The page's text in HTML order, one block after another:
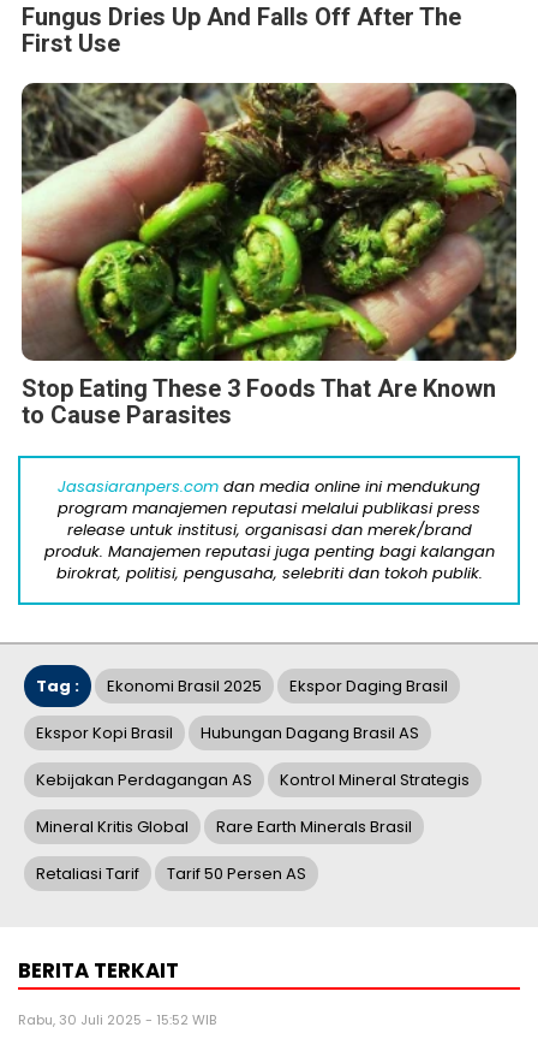
Fungus Dries Up And Falls Off After The
First Use
Stop Eating These 3 Foods That Are Known
to Cause Parasites
Jasasiaranpers.com dan media online ini mendukung
program manajemen reputasi melalui publikasi press
release untuk institusi, organisasi dan merek/brand
produk. Manajemen reputasi juga penting bagi kalangan
birokrat, politisi, pengusaha, selebriti dan tokoh publik.
Tag : Ekonomi Brasil 2025 Ekspor Daging Brasil
Ekspor Kopi Brasil Hubungan Dagang Brasil AS
Kebijakan Perdagangan AS Kontrol Mineral Strategis
Mineral Kritis Global Rare Earth Minerals Brasil
Retaliasi Tarif Tarif 50 Persen AS
BERITA TERKAIT
Rabu, 30 Juli 2025 - 15:52 WIB